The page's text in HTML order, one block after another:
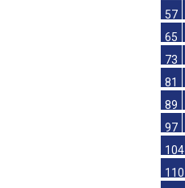
57
65
73
81
89
97
104
110